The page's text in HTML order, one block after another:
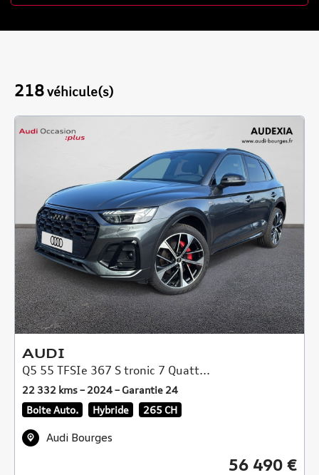
218véhicule(s)
AUDI
Q5 55 TFSIe 367 S tronic 7 Quatt...
22 332 kms – 2024 – Garantie 24
Boite Auto.
Hybride 265 CH
Audi Bourges
56 490 €